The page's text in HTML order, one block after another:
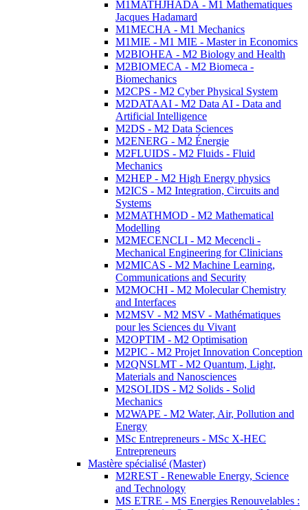
M1MATHJHADA - M1 Mathematiques
Jacques Hadamard
M1MECHA - M1 Mechanics
M1MIE - M1 MIE - Master in Economics
M2BIOHEA - M2 Biology and Health
M2BIOMECA - M2 Biomeca -
Biomechanics
M2CPS - M2 Cyber Physical System
M2DATAAI - M2 Data AI - Data and
Artificial Intelligence
M2DS - M2 Data Sciences
M2ENERG - M2 Énergie
M2FLUIDS - M2 Fluids - Fluid
Mechanics
M2HEP - M2 High Energy physics
M2ICS - M2 Integration, Circuits and
Systems
M2MATHMOD - M2 Mathematical
Modelling
M2MECENCLI - M2 Mecencli -
Mechanical Engineering for Clinicians
M2MICAS - M2 Machine Learning,
Communications and Security
M2MOCHI - M2 Molecular Chemistry
and Interfaces
M2MSV - M2 MSV - Mathématiques
pour les Sciences du Vivant
M2OPTIM - M2 Optimisation
M2PIC - M2 Projet Innovation Conception
M2QNSLMT - M2 Quantum, Light,
Materials and Nanosciences
M2SOLIDS - M2 Solids - Solid
Mechanics
M2WAPE - M2 Water, Air, Pollution and
Energy
MSc Entrepreneurs - MSc X-HEC
Entrepreneurs
Mastère spécialisé (Master)
M2REST - Renewable Energy, Science
and Technology
MS ETRE - MS Energies Renouvelables :